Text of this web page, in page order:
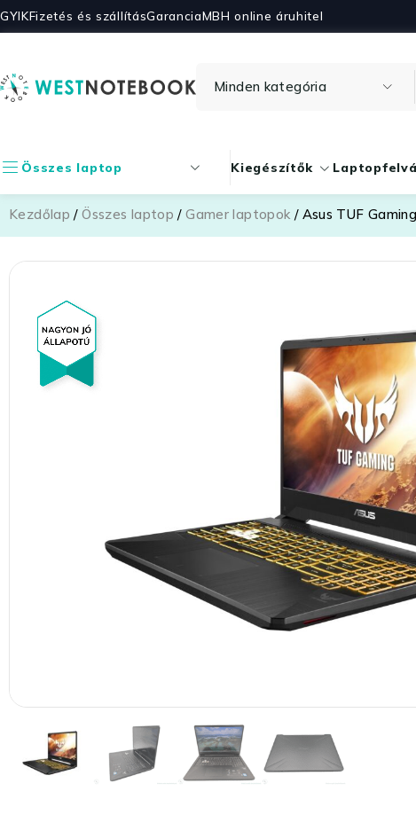
GYIKFizetés és szállításGaranciaMBH online áruhitel
Összes laptop Kiegészítők
Kezdőlap /Összes laptop /Gamer laptopok / Asus TUF